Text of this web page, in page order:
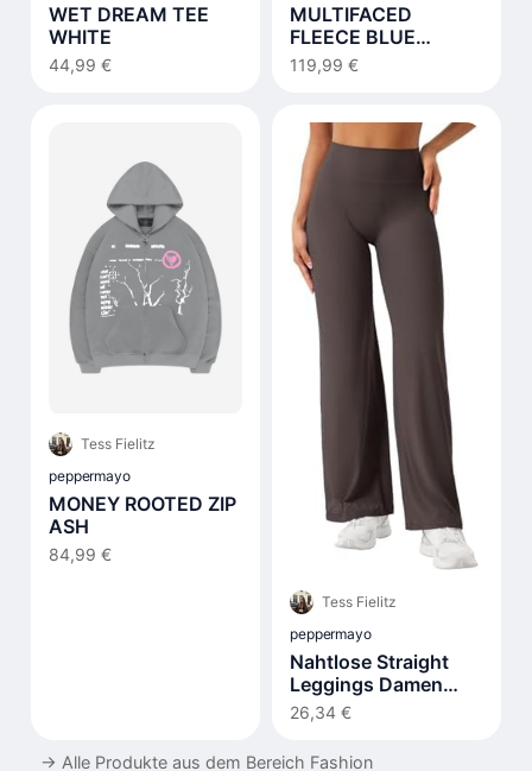
WET DREAM TEE
WHITE
44,99 €
MULTIFACED
FLEECE BLUE
NOTES
119,99 €
Tess Fielitz
peppermayo
MONEY ROOTED ZIP
ASH
84,99 €
Tess Fielitz
peppermayo
Nahtlose Straight
Leggings Damen
Hohe Taille Flared
26,34 €
→ Alle Produkte aus dem Bereich Fashion